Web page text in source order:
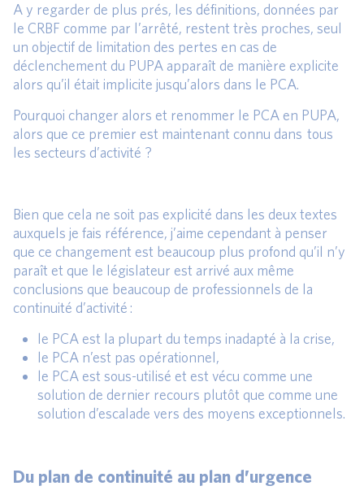
A y regarder de plus prés, les définitions, données par
le CRBF comme par l’arrêté, restent très proches, seul
un objectif de limitation des pertes en cas de
déclenchement du PUPA apparaît de manière explicite
alors qu’il était implicite jusqu’alors dans le PCA.
Pourquoi changer alors et renommer le PCA en PUPA,
alors que ce premier est maintenant connu dans tous
les secteurs d’activité ?
Bien que cela ne soit pas explicité dans les deux textes
auxquels je fais référence, j’aime cependant à penser
que ce changement est beaucoup plus profond qu’il n’y
paraît et que le législateur est arrivé aux même
conclusions que beaucoup de professionnels de la
continuité d’activité :
le PCA est la plupart du temps inadapté à la crise,
le PCA n’est pas opérationnel,
le PCA est sous-utilisé et est vécu comme une
solution de dernier recours plutôt que comme une
solution d’escalade vers des moyens exceptionnels.
Du plan de continuité au plan d’urgence